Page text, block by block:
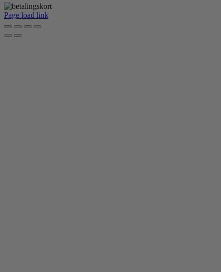
Page load link